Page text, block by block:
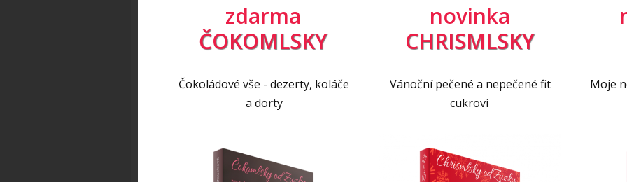
zdarma
ČOKOMLSKY
Čokoládové vše - dezerty, koláče
a dorty
novinka
CHRISMLSKY
Vánoční pečené a nepečené fit
cukroví
Moje